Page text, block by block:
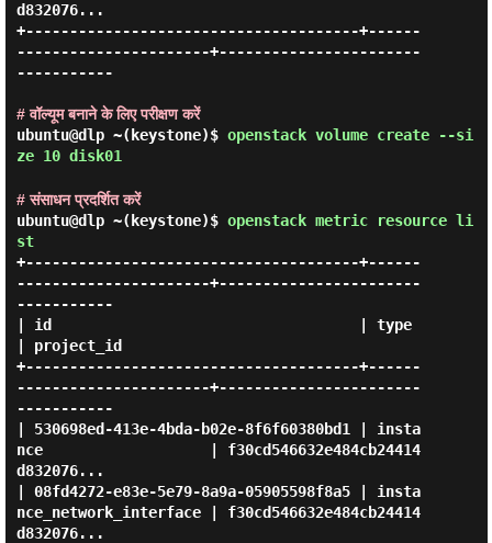
d832076...
+--------------------------------------+------
----------------------+-----------------------
-----------
# वॉल्यूम बनाने के लिए परीक्षण करें
ubuntu@dlp ~(keystone)$ openstack volume create --si
ze 10 disk01
# संसाधन प्रदर्शित करें
ubuntu@dlp ~(keystone)$ openstack metric resource li
st
+--------------------------------------+------
----------------------+-----------------------
-----------
| id                                   | type
| project_id
+--------------------------------------+------
----------------------+-----------------------
-----------
| 530698ed-413e-4bda-b02e-8f6f60380bd1 | insta
nce                   | f30cd546632e484cb24414
d832076...
| 08fd4272-e83e-5e79-8a9a-05905598f8a5 | insta
nce_network_interface | f30cd546632e484cb24414
d832076...